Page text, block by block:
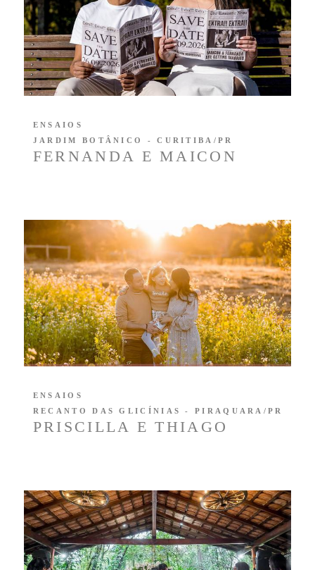
FERNANDA E MAICON
ENSAIOS
JARDIM BOTÂNICO - CURITIBA/PR
PRISCILLA E THIAGO
ENSAIOS
RECANTO DAS GLICÍNIAS - PIRAQUARA/PR